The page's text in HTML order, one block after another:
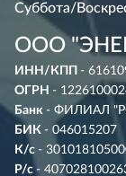
Суббота/
ООО
ИНН/КПП -
ОГРН -
Банк - ФИЛИАЛ
БИК - 046015207
К/с -
Р/с -